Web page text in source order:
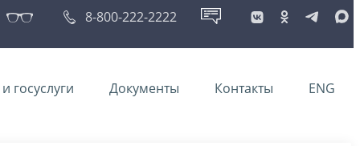
8-800-222-2222
госуслуги Документы Контакты ENG